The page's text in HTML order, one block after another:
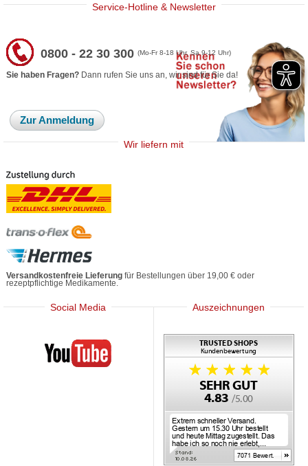
Service-Hotline & Newsletter
0800 - 22 30 300(Mo-Fr 8-18 Uhr, Sa 9-12 Uhr)
Sie haben Fragen? Dann rufen Sie uns an, wir sind für Sie da!
Zur Anmeldung
Wir liefern mit
Versandkostenfreie Lieferung für Bestellungen über 19,00 € oder
rezeptpflichtige Medikamente.
Social Media
Mediherz
Auszeichnungen